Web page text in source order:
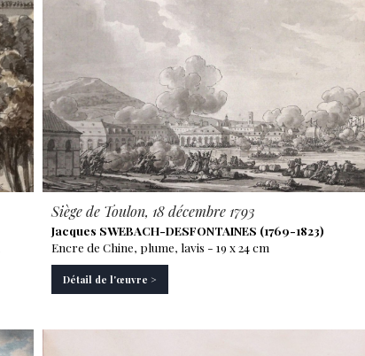
Siège de Toulon, 18 décembre 1793
Jacques SWEBACH-DESFONTAINES (1769-1823)
Encre de Chine, plume, lavis - 19 x 24 cm
Détail de l'œuvre >